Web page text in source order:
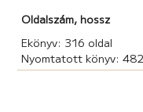
Oldalszám, hossz
Ekönyv: 316 oldal
Nyomtatott könyv: